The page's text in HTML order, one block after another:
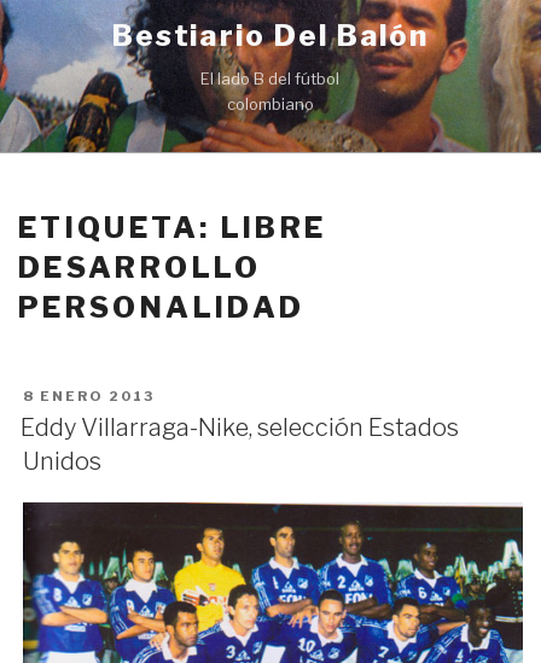
Ir
al
contenido
Bestiario Del Balón
El lado B del fútbol
colombiano
ETIQUETA: LIBRE
DESARROLLO
PERSONALIDAD
PUBLICADO
EN
8 ENERO 2013
Eddy Villarraga-Nike, selección Estados
Unidos